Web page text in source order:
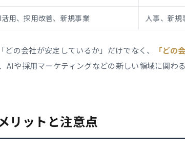
用、採用改善、新規事業 人事、新規
の会社が安定しているか」だけでなく、
「どの
AIや採用マーケティングなどの新しい領域に関わ
リットと注意点